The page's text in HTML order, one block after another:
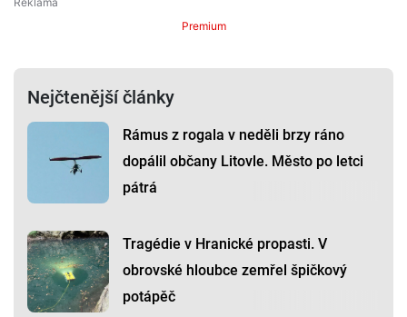
Premium
Nejčtenější články
Rámus z rogala v neděli brzy ráno
dopálil občany Litovle. Město po letci
pátrá
Tragédie v Hranické propasti. V
obrovské hloubce zemřel špičkový
potápěč